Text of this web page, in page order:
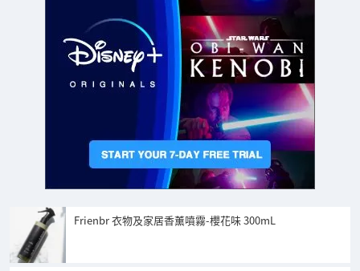
Frienbr 衣物及家居香薰噴霧-櫻花味 300mL